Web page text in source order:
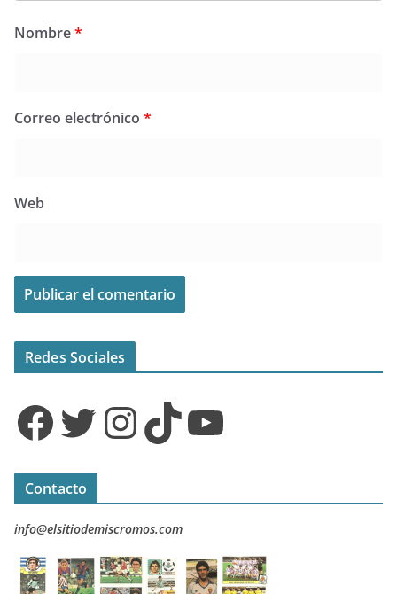
Nombre*
Correo electrónico *
Web
Redes Sociales
Facebook Twitter InstagramTikTok YouTube
Contacto
info@elsitiodemiscromos.com